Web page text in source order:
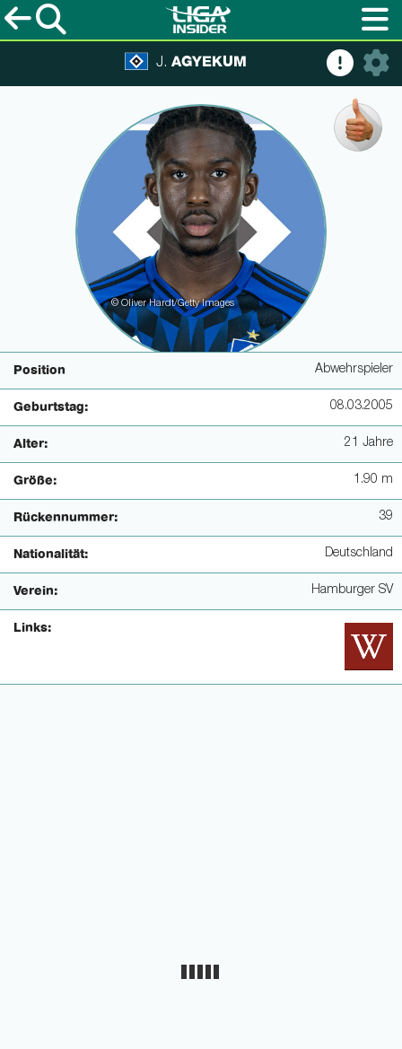
J. AGYEKUM
© Oliver Hardt/Getty Images
Position Abwehrspieler
Geburtstag: 08.03.2005
Alter: 21 Jahre
Größe: 1.90 m
Rückennummer: 39
Nationalität: Deutschland
Verein: Hamburger SV
Links: